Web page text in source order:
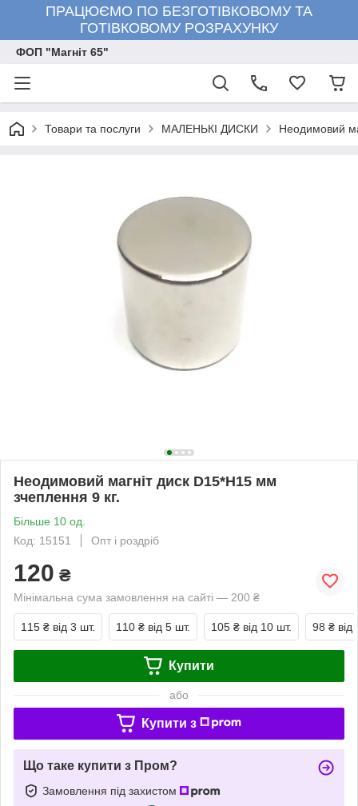
ПРАЦЮЄМО ПО БЕЗГОТІВКОВОМУ ТА
ГОТІВКОВОМУ РОЗРАХУНКУ
ФОП "Магніт 65"
Товари та послуги МАЛЕНЬКІ ДИСКИ Неодимовий
Неодимовий магніт диск D15*H15 мм
зчеплення 9 кг.
Більше 10 од.
Код: 15151
Опт і роздріб
120 ₴
Мінімальна сума замовлення на сайті — 200 ₴
115 ₴ від 3 шт. 110 ₴ від 5 шт. 105 ₴ від 10 шт. 98 ₴ від
Купити
або
Купити з
Що таке купити з Пром?
Замовлення під захистом